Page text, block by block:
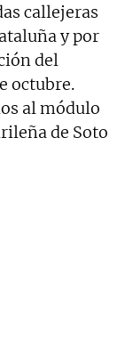
callejeras
y por
del
octubre.
al módulo
de Soto